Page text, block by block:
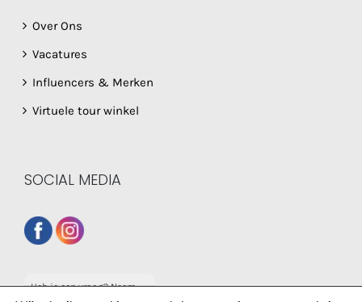
Over Ons
Vacatures
Influencers & Merken
Virtuele tour winkel
SOCIAL MEDIA
Heb je een vraag? Neem
dan gerust contact op